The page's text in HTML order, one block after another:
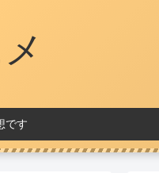
です